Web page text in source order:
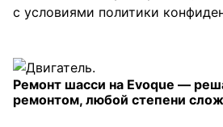
с условиями политики
Ремонт шасси на Evoque — решаем проблемы с
ремонтом, любой степени